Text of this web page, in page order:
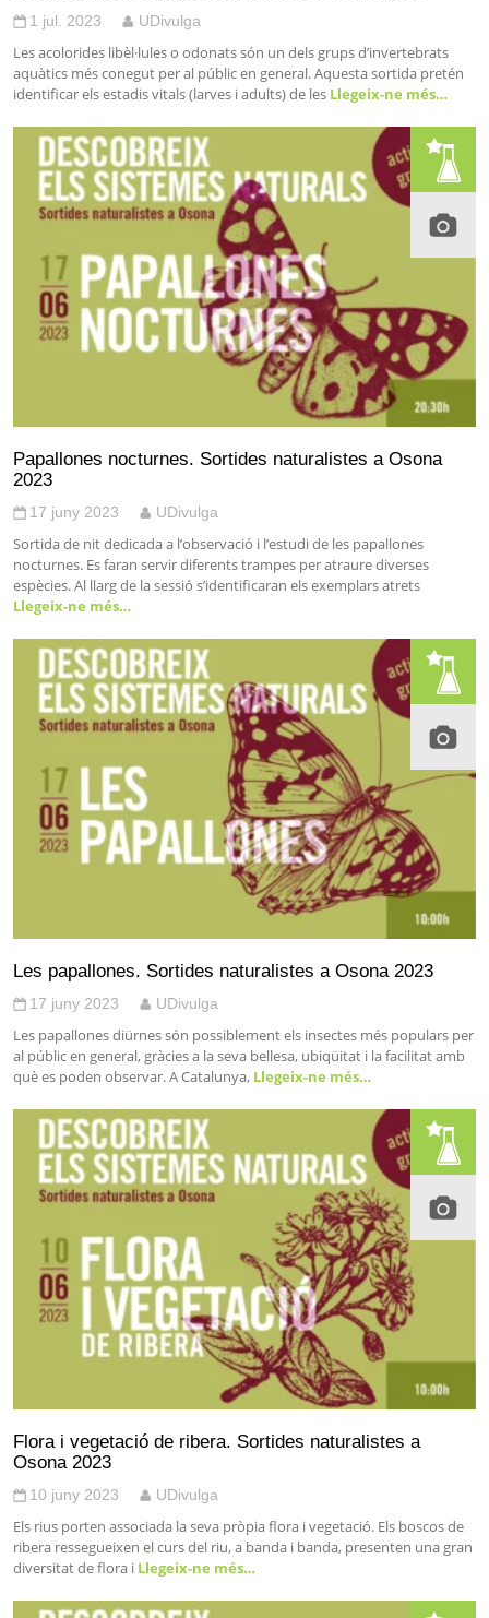
1 jul. 2023 UDivulga
Les acolorides libèl·lules o odonats són un dels grups d’invertebrats
aquàtics més conegut per al públic en general. Aquesta sortida pretén
identificar els estadis vitals (larves i adults) de les Llegeix-ne més…
Papallones nocturnes. Sortides naturalistes a Osona
2023
17 juny 2023 UDivulga
Sortida de nit dedicada a l’observació i l’estudi de les papallones
nocturnes. Es faran servir diferents trampes per atraure diverses
espècies. Al llarg de la sessió s’identificaran els exemplars atrets
Llegeix-ne més…
Les papallones. Sortides naturalistes a Osona 2023
17 juny 2023 UDivulga
Les papallones diürnes són possiblement els insectes més populars per
al públic en general, gràcies a la seva bellesa, ubiqüitat i la facilitat amb
què es poden observar. A Catalunya, Llegeix-ne més…
Flora i vegetació de ribera. Sortides naturalistes a
Osona 2023
10 juny 2023 UDivulga
Els rius porten associada la seva pròpia flora i vegetació. Els boscos de
ribera ressegueixen el curs del riu, a banda i banda, presenten una gran
diversitat de flora i Llegeix-ne més…